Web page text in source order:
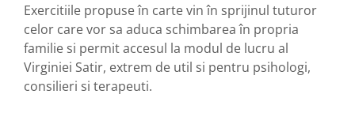
Exercitiile propuse în carte vin în sprijinul tuturor
celor care vor sa aduca schimbarea în propria
familie si permit accesul la modul de lucru al
Virginiei Satir, extrem de util si pentru psihologi,
consilieri si terapeuti.